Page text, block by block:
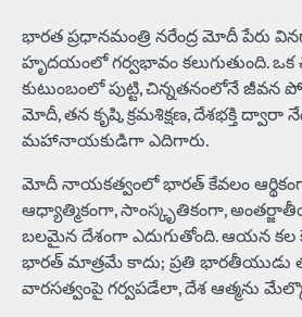
భారత ప్రధానమంత్రి నరేంద్ర మోదీ పేరు
హృదయంలో గర్వభావం కలుగుతుంది.
కుటుంబంలో పుట్టి, చిన్నతనంలోనే జీవన
మోదీ, తన కృషి, క్రమశిక్షణ, దేశభక్తి ద్వారా
మహానాయకుడిగా ఎదిగారు.
మోదీ నాయకత్వంలో భారత్ కేవలం
ఆధ్యాత్మికంగా, సాంస్కృతికంగా,
బలమైన దేశంగా ఎదుగుతోంది. ఆయన కల
భారత్ మాత్రమే కాదు; ప్రతి భారతీయుడు
వారసత్వంపై గర్వపడేలా, దేశ ఆత్మను